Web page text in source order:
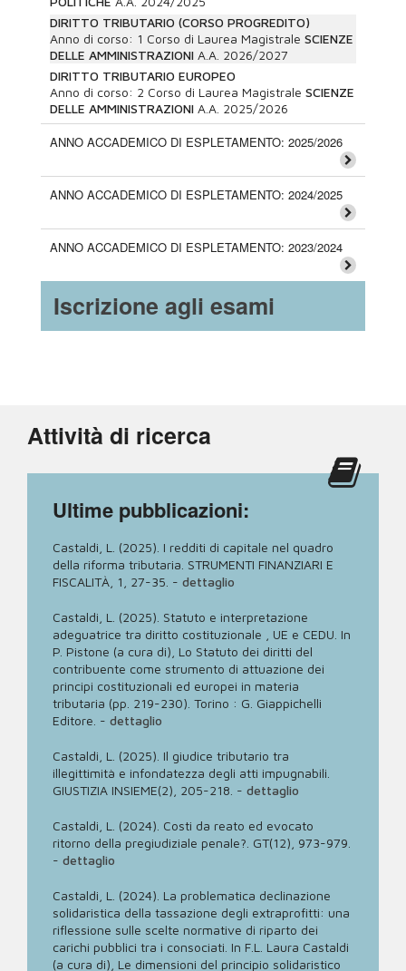
DIRITTO TRIBUTARIO (CORSO PROGREDITO)
Anno di corso: 1 Corso di Laurea Magistrale SCIENZE
DELLE AMMINISTRAZIONI A.A. 2026/2027
DIRITTO TRIBUTARIO EUROPEO
Anno di corso: 2 Corso di Laurea Magistrale SCIENZE
DELLE AMMINISTRAZIONI A.A. 2025/2026
ANNO ACCADEMICO DI ESPLETAMENTO: 2025/2026
ANNO ACCADEMICO DI ESPLETAMENTO: 2024/2025
ANNO ACCADEMICO DI ESPLETAMENTO: 2023/2024
Iscrizione agli esami
Attività di ricerca
Ultime pubblicazioni:
Castaldi, L. (2025). I redditi di capitale nel quadro
della riforma tributaria. STRUMENTI FINANZIARI E
FISCALITÀ, 1, 27-35. - dettaglio
Castaldi, L. (2025). Statuto e interpretazione
adeguatrice tra diritto costituzionale , UE e CEDU. In
P. Pistone (a cura di), Lo Statuto dei diritti del
contribuente come strumento di attuazione dei
principi costituzionali ed europei in materia
tributaria (pp. 219-230). Torino : G. Giappichelli
Editore. - dettaglio
Castaldi, L. (2025). Il giudice tributario tra
illegittimità e infondatezza degli atti impugnabili.
GIUSTIZIA INSIEME(2), 205-218. - dettaglio
Castaldi, L. (2024). Costi da reato ed evocato
ritorno della pregiudiziale penale?. GT(12), 973-979.
- dettaglio
Castaldi, L. (2024). La problematica declinazione
solidaristica della tassazione degli extraprofitti: una
riflessione sulle scelte normative di riparto dei
carichi pubblici tra i consociati. In F.L. Laura Castaldi
(a cura di), Le dimensioni del principio solidaristico